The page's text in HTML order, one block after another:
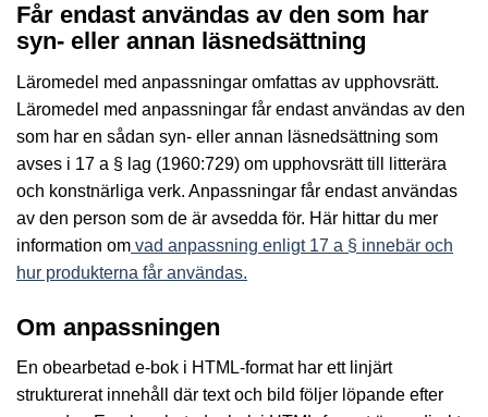
Får endast användas av den som har
syn- eller annan läsnedsättning
Läromedel med anpassningar omfattas av upphovsrätt.
Läromedel med anpassningar får endast användas av den
som har en sådan syn- eller annan läsnedsättning som
avses i 17 a § lag (1960:729) om upphovsrätt till litterära
och konstnärliga verk. Anpassningar får endast användas
av den person som de är avsedda för. Här hittar du mer
information om vad anpassning enligt 17 a § innebär och
hur produkterna får användas.
Om anpassningen
En obearbetad e-bok i HTML-format har ett linjärt
strukturerat innehåll där text och bild följer löpande efter